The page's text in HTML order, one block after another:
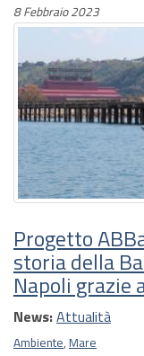
8 Febbraio 2023
Progetto
storia della
Napoli grazie
News:Attualità
Ambiente, Mare